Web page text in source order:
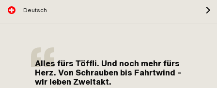
Deutsch
Alles fürs Töffli. Und noch mehr fürs
Herz. Von Schrauben bis Fahrtwind –
wir leben Zweitakt.